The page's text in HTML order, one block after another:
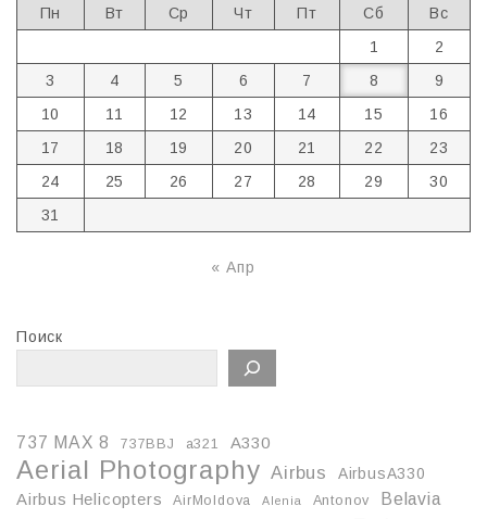
Пн Вт Ср Чт Пт Сб
Вс
1
2
3
4 5 6 7 8
9
10
11 12 13 14 15
16
17
18 19 20 21 22
23
24
25 26 27 28 29
30
31
« Апр
Поиск
737 MAX 8 737BBJ a321 A330
Aerial Photography Airbus
AirbusA330
Airbus Helicopters
AirMoldova Alenia Antonov Belavia